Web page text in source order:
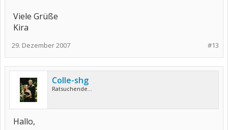
Viele Grüße
Kira
#13
29. Dezember 2007
Colle-shg
Ratsuchende...
Hallo,